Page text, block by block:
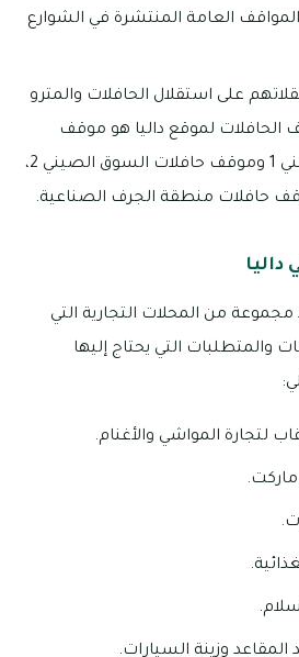
المواقف العامة المنتشرة في الشوارع
على استقلال الحافلات والمترو
الحافلات لموقع داليا هو موقف
حافلات السوق الصيني 1 وموقف حافلات السوق الصيني 2،
حافلات منطقة الجرف الصناعية.
داليا
من المحلات التجارية التي
والمتطلبات التي يحتاج إليها
المواشي والأغنام.
ماركت.
وزينة السيارات.